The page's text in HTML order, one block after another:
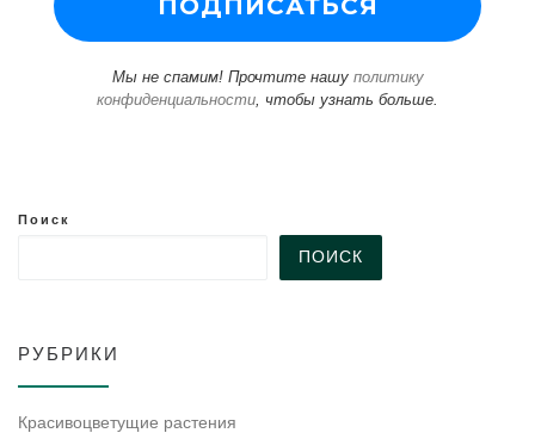
Мы не спамим! Прочтите нашу политику
конфиденциальности , чтобы узнать больше.
Поиск
ПОИСК
РУБРИКИ
Красивоцветущие растения